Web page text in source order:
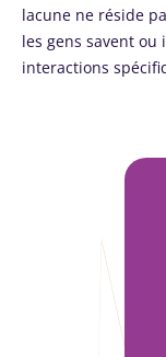
lacune ne réside
les gens savent ou
interactions